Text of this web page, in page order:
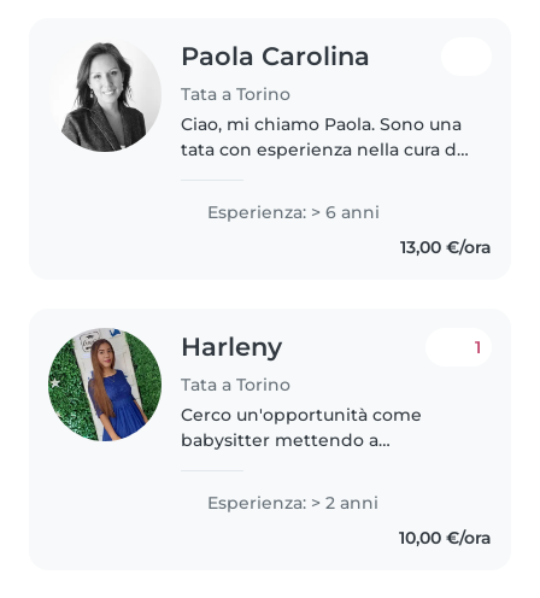
Paola Carolina
Tata a Torino
Ciao, mi chiamo Paola. Sono una
tata con esperienza nella cura di
lavorare con i bambini e mi
Esperienza: > 6 anni
13,00 €/ora
Harleny
Tata a Torino
1
Cerco un'opportunità come
babysitter mettendo a
mia precisione. Oltre alla cura dei
bambini, sono bravissima nella
preparazione di pasti sani e
Esperienza: > 2 anni
10,00 €/ora